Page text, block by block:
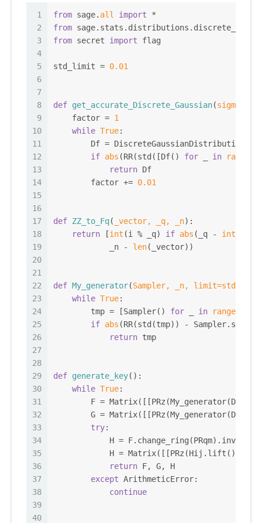
1
2
3
4
5
6
7
8
9
10
11
12
13
14
15
16
17
18
19
20
21
22
23
24
25
26
27
28
29
30
31
32
33
34
35
36
37
38
39
40
from sage. all import *
from
from secret import flag
std_limit = 0.01
def get_accurate_Discrete_Gaussian(sigma,
    factor =
1
while True:
Df =
if abs (RR(std([Df() for in range
return Df
        factor +=
0.01
def ZZ_to_Fq( _vector, _q, _n):
return [int (i % _q) if abs (_q - int
            _n -
len(_vector))
def My_generator(Sampler, _n,
while True:
        tmp = [Sampler()
for in range
if abs (RR(std(tmp)) -
return tmp
def generate_key():
while True:
F = Matrix([[PRz(My_generator(Df,
G = Matrix([[PRz(My_generator(Df,
try:
H =
            H = Matrix([[PRz(Hij.lift())
return F, G, H
except ArithmeticError:
continue